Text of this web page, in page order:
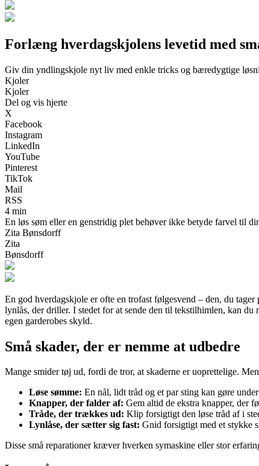
Forlæng hverdagskjolens levetid med
Giv din yndlingskjole nyt liv med enkle tricks og bæredygtige
Kjoler
Kjoler
Del og vis hjerte
X
Facebook
Instagram
LinkedIn
YouTube
Pinterest
TikTok
Mail
RSS
4 min
En løs søm eller en genstridig plet behøver ikke betyde farvel til
Zita Bønsdorff
Zita
Bønsdorff
En god hverdagskjole er ofte en trofast følgesvend – den, du
lynlås, der driller. I stedet for at sende den til tekstilhimlen, kan
egen garderobes skyld.
Små skader, der er nemme at udbedre
Mange smider tøj ud, fordi de tror, at skaderne er uoprettelige.
Løse sømme: En nål, lidt tråd og et par sting kan gøre
Knapper, der falder af: Gem altid de ekstra knapper, der
Tråde, der trækkes ud: Klip forsigtigt den løse tråd af i
Lynlåse, der sætter sig fast: Gnid forsigtigt med et stykke
Disse små reparationer kræver hverken symaskine eller stor